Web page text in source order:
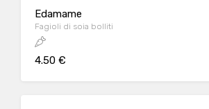
Edamame
Fagioli di soia bolliti
4.50 €